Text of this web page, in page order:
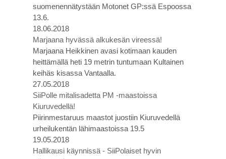
suomenennätystään Motonet GP:ssä Espoossa
13.6.
18.06.2018
Marjaana hyvässä alkukesän vireessä!
Marjaana Heikkinen avasi kotimaan kauden
heittämällä heti 19 metrin tuntumaan Kultainen
keihäs kisassa Vantaalla.
27.05.2018
SiiPolle mitalisadetta PM -maastoissa
Kiuruvedellä!
Piirinmestaruus maastot juostiin Kiuruvedellä
urheilukentän lähimaastoissa 19.5
19.05.2018
Hallikausi käynnissä - SiiPolaiset hyvin